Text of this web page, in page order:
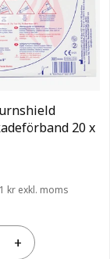
20 x
kr exkl. moms
+